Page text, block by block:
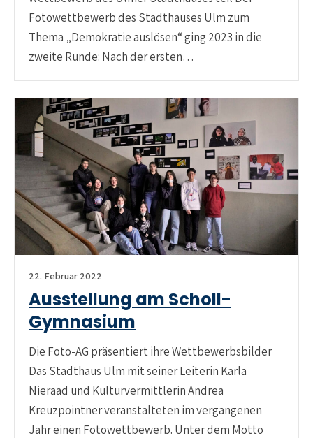
Fotowettbewerb des Stadthauses Ulm zum
Thema „Demokratie auslösen“ ging 2023 in die
zweite Runde: Nach der ersten…
22. Februar 2022
Ausstellung am Scholl-
Gymnasium
Die Foto-AG präsentiert ihre Wettbewerbsbilder
Das Stadthaus Ulm mit seiner Leiterin Karla
Nieraad und Kulturvermittlerin Andrea
Kreuzpointner veranstalteten im vergangenen
Jahr einen Fotowettbewerb. Unter dem Motto